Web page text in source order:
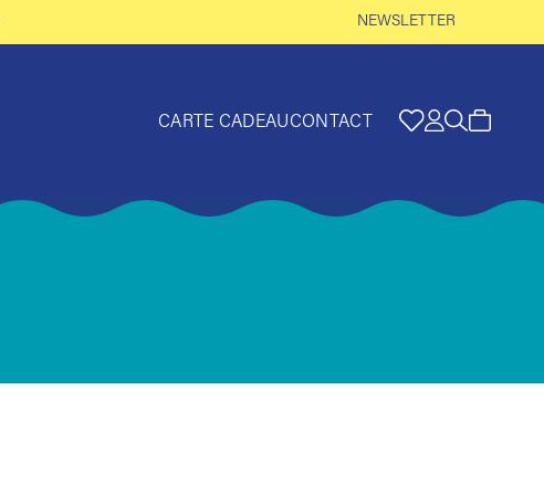
NEWSLETTER
CARTE CADEAUCONTACT